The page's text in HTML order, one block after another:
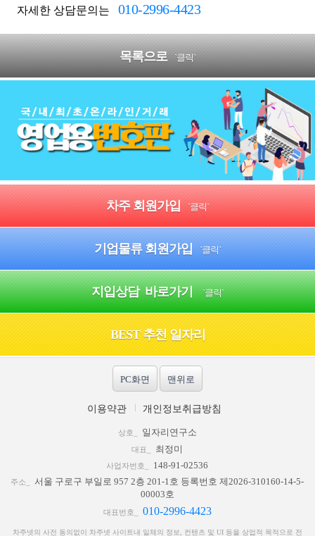
자세한 상담문의는 010-2996-4423
목록으로 `클릭`
차주 회원가입 `클릭`
기업물류 회원가입 `클릭`
지입상담 바로가기 `클릭`
BEST 추천 일자리
PC화면 맨위로
이용약관 개인정보취급방침
상호_ 일자리연구소
대표_ 최정미
사업자번호_ 148-91-02536
주소_서울 구로구 부일로 957 2층 201-1호 등록번호 제2026-310160-14-5-
00003호
대표번호_ 010-2996-4423
차주넷의 사전 동의없이 차주넷 사이트내 일체의 정보, 컨텐츠 및 UI 등을 상업적 목적으로 전